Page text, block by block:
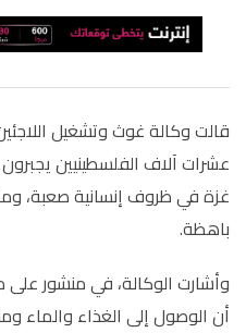
قالت وكالة غوث وتشغيل
عشرات آلاف الفلسطينيين
غزة في ظروف إنسانية صعبة،
باهظة.
وأشارت الوكالة، في منشور
أن الوصول إلى الغذاء والماء